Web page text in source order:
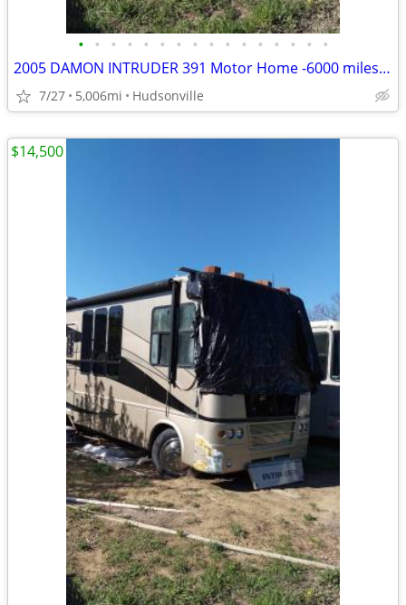
• • • • • • • • • • • • • • • •
2005 DAMON INTRUDER 391 Motor Home -6000 miles- REPAIRABLE RV Camper
7/27 5,006mi Hudsonville
$14,500